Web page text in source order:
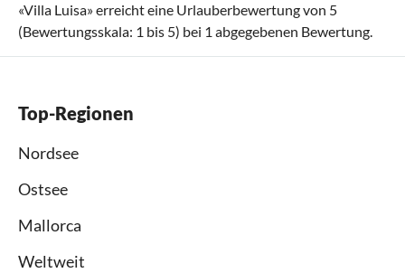
«Villa Luisa» erreicht eine Urlauberbewertung von 5
(Bewertungsskala: 1 bis 5) bei 1 abgegebenen Bewertung.
Top-Regionen
Nordsee
Ostsee
Mallorca
Weltweit